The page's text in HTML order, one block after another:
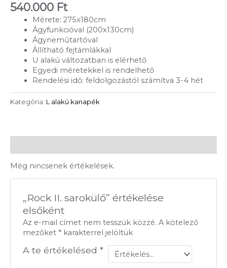
540.000 Ft
Mérete: 275x180cm
Ágyfunkcióval (200x130cm)
Ágyneműtartóval
Állítható fejtámlákkal
U alakú változatban is elérhető
Egyedi méretekkel is rendelhető
Rendelési idő: feldolgozástól számítva 3-4 hét
Kategória: L alakú kanapék
Még nincsenek értékelések.
„Rock II. sarokülő” értékelése
elsőként
Az e-mail címet nem tesszük közzé. A kötelező
mezőket * karakterrel jelöltük
A te értékelésed*